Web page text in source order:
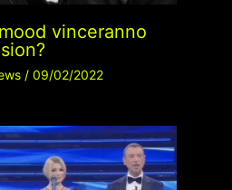
vinceranno
/ 09/02/2022